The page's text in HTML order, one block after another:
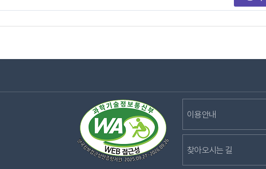
이용안내
찾아오시는 길